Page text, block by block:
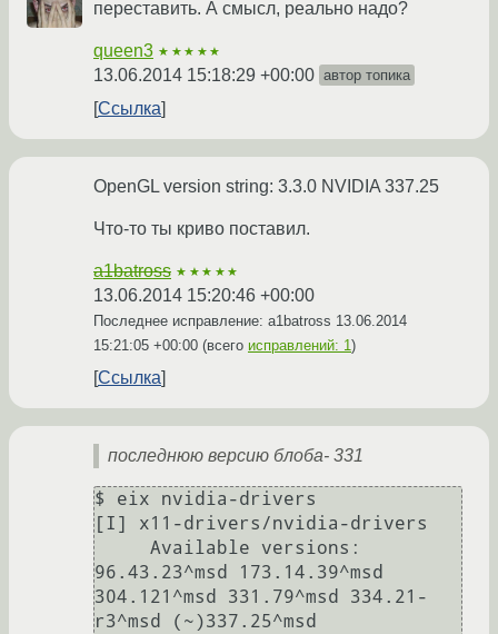
переставить. А смысл, реально надо?
queen3 ★★★★★
13.06.2014 15:18:29 +00:00 автор топика
Ссылка
OpenGL version string: 3.3.0 NVIDIA 337.25
Что-то ты криво поставил.
a1batross ★★★★★
13.06.2014 15:20:46 +00:00
Последнее исправление: a1batross 13.06.2014
15:21:05 +00:00 (всего исправлений: 1)
Ссылка
последнюю версию блоба- 331
$ eix nvidia-drivers
[I] x11-drivers/nvidia-drivers
96.43.23^msd 173.14.39^msd
304.121^msd 331.79^msd 334.21-
r3^msd (~)337.25^msd